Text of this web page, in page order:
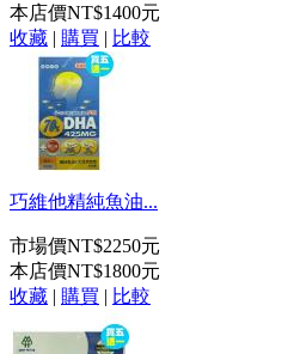
本店價NT$1400元
收藏 | 購買 | 比較
巧維他精純魚油...
市場價NT$2250元
本店價NT$1800元
收藏 | 購買 | 比較